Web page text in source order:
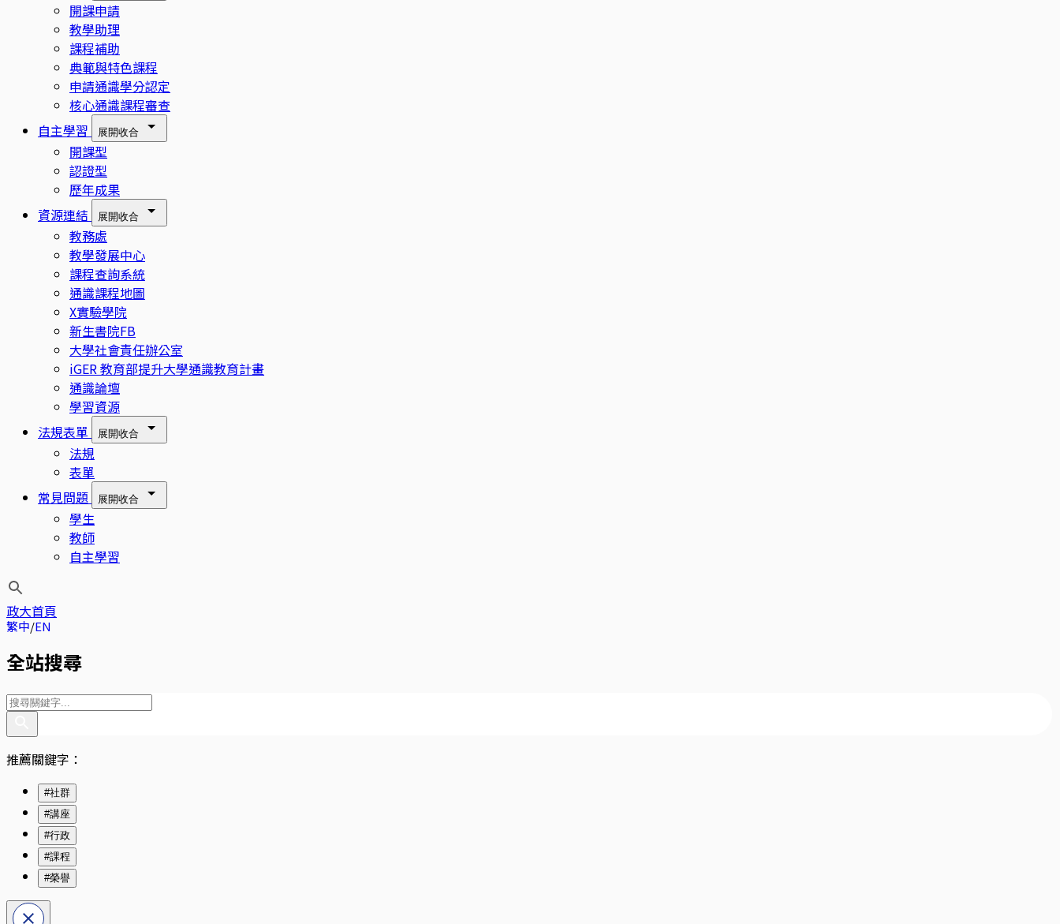
開課申請
教學助理
課程補助
典範與特色課程
申請通識學分認定
核心通識課程審查
自主學習
展開收合
開課型
認證型
歷年成果
資源連結
展開收合
教務處
教學發展中心
課程查詢系統
通識課程地圖
X實驗學院
新生書院FB
大學社會責任辦公室
iGER 教育部提升大學通識教育計畫
通識論壇
學習資源
法規表單
展開收合
法規
表單
常見問題
展開收合
學生
教師
自主學習
政大首頁
繁中 EN
全站搜尋
推薦關鍵字：
#社群
#講座
#行政
#課程
#榮譽